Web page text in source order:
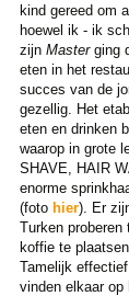
kind gereed om
hoewel ik - ik
zijn Masterging
eten in het
succes van de
gezellig. Het
eten en drinken
waarop in grote
SHAVE, HAIR
enorme
(foto hier). Er
Turken
koffie te
Tamelijk
vinden elkaar op